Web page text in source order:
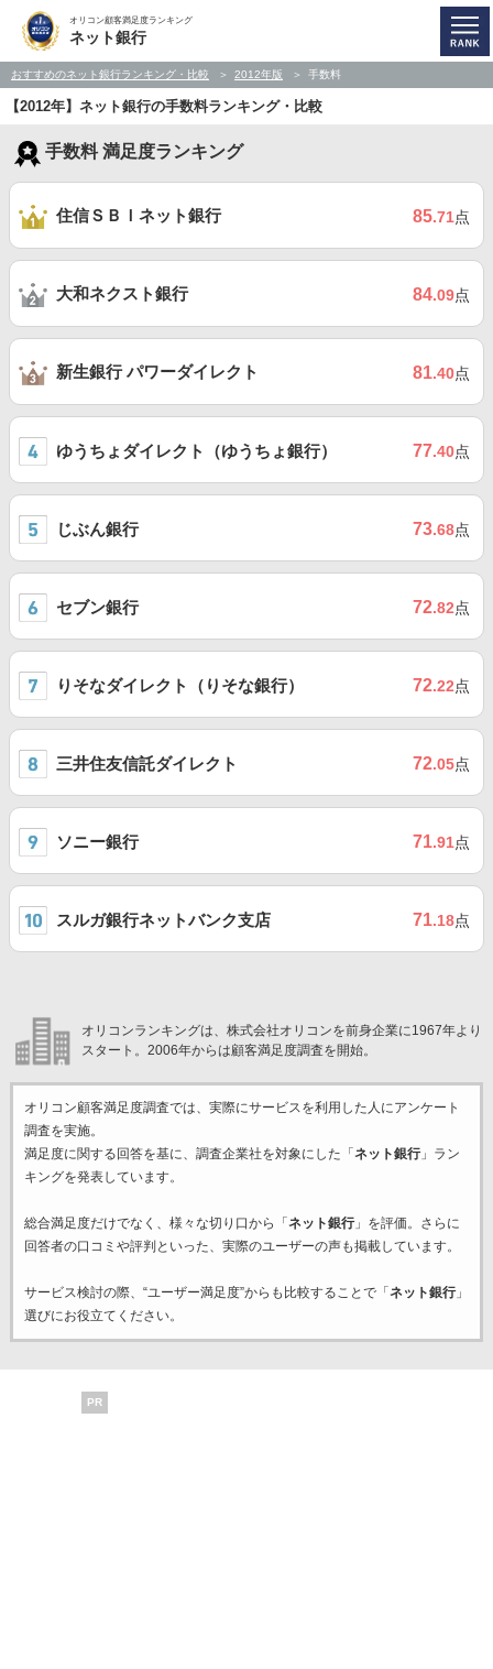
オリコン顧客満足度ランキング
ネット銀行
おすすめのネット銀行ランキング・比較 2012年版 手数料
【2012年】ネット銀行の手数料ランキング・比較
手数料 満足度ランキング
住信ＳＢＩネット銀行 85.71点
大和ネクスト銀行 84.09点
新生銀行 パワーダイレクト 81.40点
ゆうちょダイレクト（ゆうちょ銀行） 77.40点
じぶん銀行 73.68点
セブン銀行 72.82点
りそなダイレクト（りそな銀行） 72.22点
三井住友信託ダイレクト 72.05点
ソニー銀行 71.91点
スルガ銀行ネットバンク支店 71.18点
オリコンランキングは、株式会社オリコンを前身企業に1967年より
スタート。2006年からは顧客満足度調査を開始。
オリコン顧客満足度調査では、実際にサービスを利用した 人にアンケート
調査を実施。
満足度に関する回答を基に、調査企業社を対象にした「 ネット銀行」ラン
キングを発表しています。
総合満足度だけでなく、様々な切り口から「 ネット銀行」を評価。さらに
回答者の口コミや評判といった、実際のユーザーの声も掲載しています。
サービス検討の際、“ユーザー満足度”からも比較することで「 ネット銀行」
選びにお役立てください。
PR